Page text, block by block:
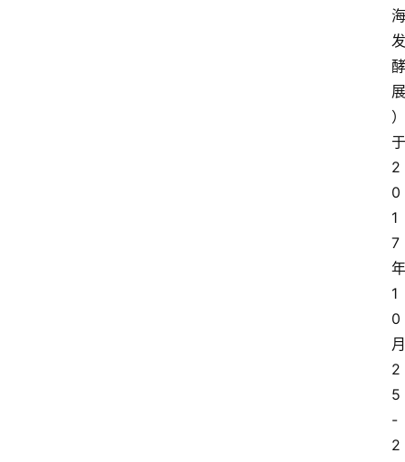
海
发
酵
展
）
于
2
0
1
7
年
1
0
月
2
5
-
2